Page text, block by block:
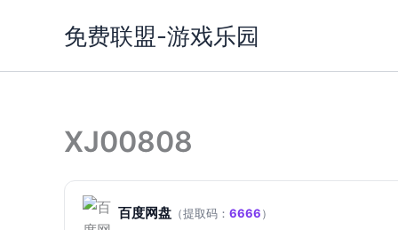
免费联盟-游戏乐园
XJ00808
百度网盘 （提取码： 6666）